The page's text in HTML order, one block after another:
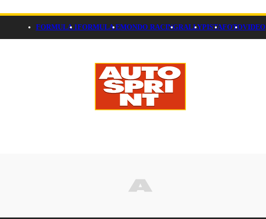
FORMULA 1FORMULA EMONDO RACINGRALLYPISTAFOTOVIDEO